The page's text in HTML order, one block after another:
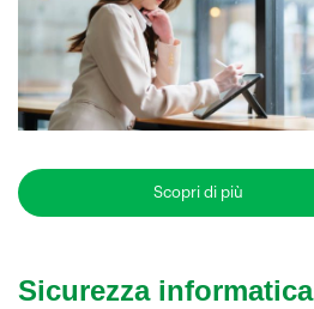
Scopri di più
Sicurezza informatica